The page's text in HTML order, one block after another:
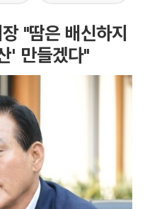
"땀은 배신하지
' 만들겠다"